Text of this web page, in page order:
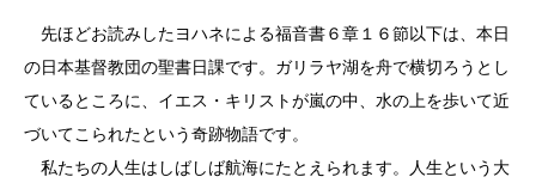
先ほどお読みしたヨハネによる福音書６章１６節以下は、本日
の日本基督教団の聖書日課です。ガリラヤ湖を舟で横切ろうとし
ているところに、イエス・キリストが嵐の中、水の上を歩いて近
づいてこられたという奇跡物語です。
私たちの人生はしばしば航海にたとえられます。人生という大